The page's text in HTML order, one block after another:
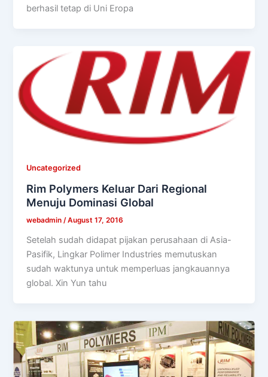
berhasil tetap di Uni Eropa
Uncategorized
Rim Polymers Keluar Dari Regional
Menuju Dominasi Global
webadmin/August 17, 2016
Setelah sudah didapat pijakan perusahaan di Asia-
Pasifik, Lingkar Polimer Industries memutuskan
sudah waktunya untuk memperluas jangkauannya
global. Xin Yun tahu